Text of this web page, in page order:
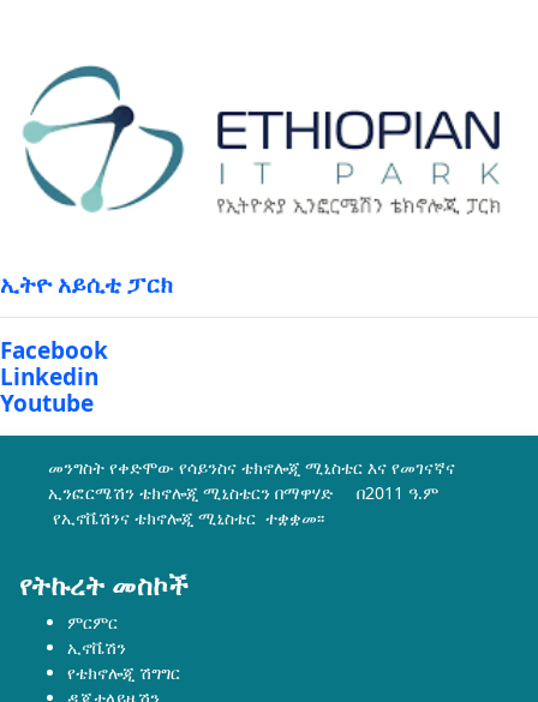
ኢትዮ አይሲቲ ፓርክ
Facebook
Linkedin
Youtube
መንግስት የቀድሞው የሳይንስና ቴክኖሎጂ ሚኒስቴር እና የመገናኛና
ኢንፎርሜሽን ቴክኖሎጂ ሚኒስቴርን በማዋሃድ በ2011 ዓ.ም
የኢኖቬሽንና ቴክኖሎጂ ሚኒስቴር ተቋቋመ፡፡
የትኩረት መስኮች
ምርምር
ኢኖቬሽን
የቴክኖሎጂ ሽግግር